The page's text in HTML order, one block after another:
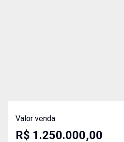
Valor venda
R$ 1.250.000,00